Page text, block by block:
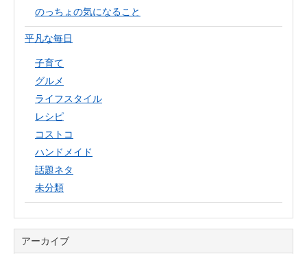
のっちょの気になること
平凡な毎日
子育て
グルメ
ライフスタイル
レシピ
コストコ
ハンドメイド
話題ネタ
未分類
アーカイブ